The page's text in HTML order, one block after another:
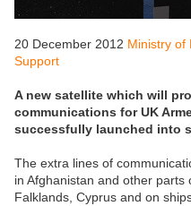
20 December 2012 Ministry of
Support
A new satellite which will
communications for UK
successfully launched into
The extra lines of
in Afghanistan and other
Falklands, Cyprus and on